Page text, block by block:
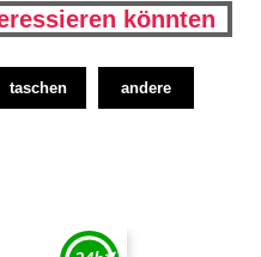
könnten
taschen andere